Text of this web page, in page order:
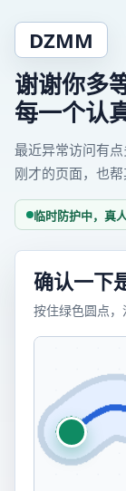
DZMM
谢谢你多
每一个认
最近异常访问有
刚才的页面，也帮
临时防护中，真
确认一下
按住绿色圆点，